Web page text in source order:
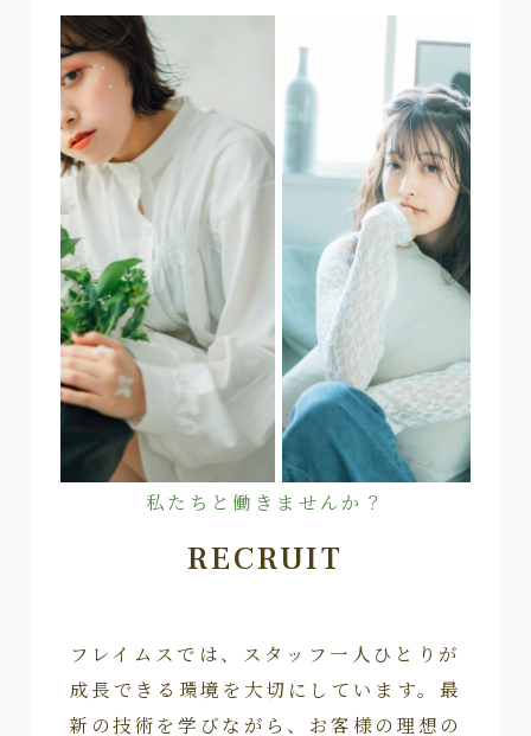
私たちと働きませんか？
RECRUIT
フレイムスでは、スタッフ一人ひとりが
成長できる環境を大切にしています。最
新の技術を学びながら、お客様の理想の